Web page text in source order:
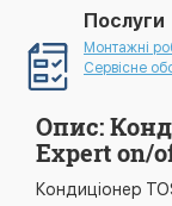
Послуги
Монтажні
Сервісне
Опис:
Expert on/
Кондиціонер